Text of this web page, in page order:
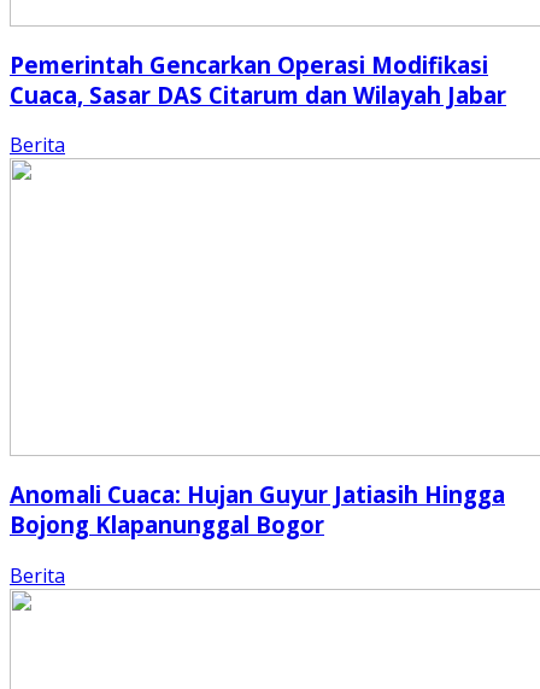
Pemerintah Gencarkan Operasi Modifikasi
Cuaca, Sasar DAS Citarum dan Wilayah Jabar
Berita
Anomali Cuaca: Hujan Guyur Jatiasih Hingga
Bojong Klapanunggal Bogor
Berita